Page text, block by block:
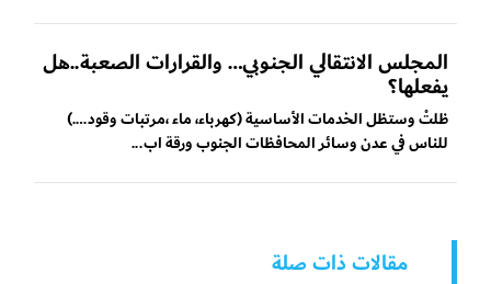
المجلس الانتقالي الجنوبي… والقرارات الصعبة..هل
يفعلها؟
ظلتْ وستظل الخدمات الأساسية (كهرباء، ماء ،مرتبات وقود….)
للناس في عدن وسائر المحافظات الجنوب ورقة اب...
مقالات ذات صلة